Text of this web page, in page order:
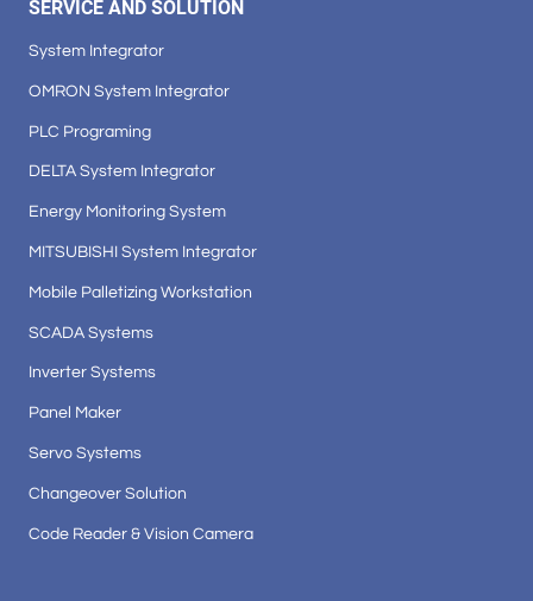
SERVICE AND SOLUTION
System Integrator
OMRON System Integrator
PLC Programing
DELTA System Integrator
Energy Monitoring System
MITSUBISHI System Integrator
Mobile Palletizing Workstation
SCADA Systems
Inverter Systems
Panel Maker
Servo Systems
Changeover Solution
Code Reader & Vision Camera